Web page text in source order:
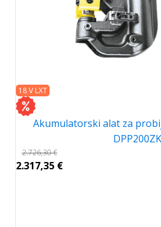
18 V LXT
Akumulatorski alat za
DPP200ZK
2.726,30€
2.317,35 €